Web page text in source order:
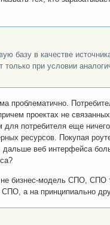
базу в качестве
при условии
проблематично.
проектах не
потребителя еще
ресурсов. Покупая
веб интерфейса
бизнес-модель СПО,
СПО, а на принципиально